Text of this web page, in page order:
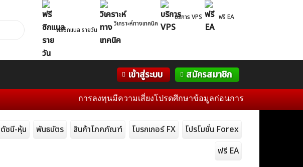
ฟรีซิกแนล รายวัน
วิเคราะห์ทางเทคนิค
บริการ VPS ฟรี EA
เข้าสู่ระบบ สมัครสมาชิก
WelTrade กิจกรรม
ฟอรั่ม
การลงทุนมีความเสี่ยงโปรดศึกษาข้อมูลก่อนการตัดสินใจลงทุน และไ
ดัชนี-หุ้น พันธบัตร สินค้าโภคภัณฑ์ โบรกเกอร์ FX
โปรโมชั่น Forex
ฟรี EA